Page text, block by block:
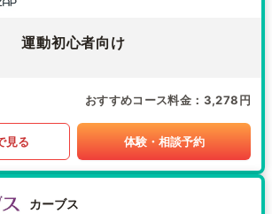
運動初心者向け
おすすめコース料金 3,278円
見る 体験・相談予約
カーブス